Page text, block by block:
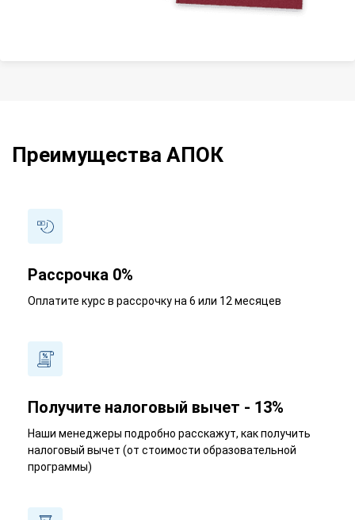
Преимущества АПОК
Рассрочка 0%
Оплатите курс в рассрочку на 6 или 12 месяцев
Получите налоговый вычет - 13%
Наши менеджеры подробно расскажут, как получить
налоговый вычет (от стоимости образовательной
программы)